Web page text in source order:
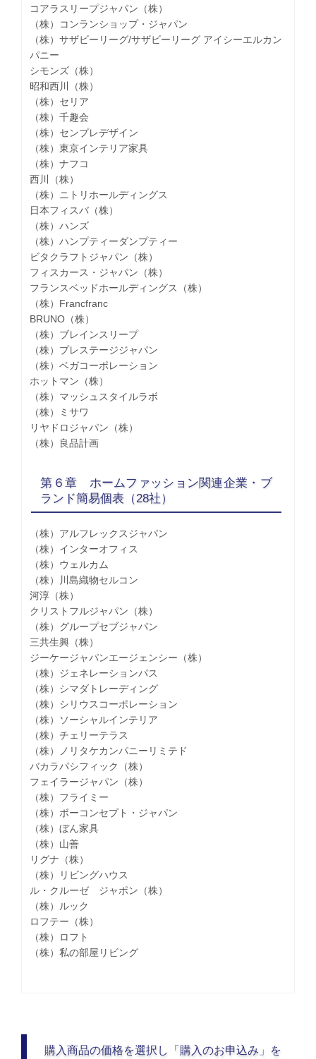
コアラスリープジャパン（株）
（株）コンランショップ・ジャパン
（株）サザビーリーグ/サザビーリーグ アイシーエルカン
パニー
シモンズ（株）
昭和西川（株）
（株）セリア
（株）千趣会
（株）センプレデザイン
（株）東京インテリア家具
（株）ナフコ
西川（株）
（株）ニトリホールディングス
日本フィスバ（株）
（株）ハンズ
（株）ハンプティーダンプティー
ビタクラフトジャパン（株）
フィスカース・ジャパン（株）
フランスベッドホールディングス（株）
（株）Francfranc
BRUNO（株）
（株）ブレインスリープ
（株）プレステージジャパン
（株）ベガコーポレーション
ホットマン（株）
（株）マッシュスタイルラボ
（株）ミサワ
リヤドロジャパン（株）
（株）良品計画
第６章 ホームファッション関連企業・ブ
ランド簡易個表（28社）
（株）アルフレックスジャパン
（株）インターオフィス
（株）ウェルカム
（株）川島織物セルコン
河淳（株）
クリストフルジャパン（株）
（株）グループセブジャパン
三共生興（株）
ジーケージャパンエージェンシー（株）
（株）ジェネレーションパス
（株）シマダトレーディング
（株）シリウスコーポレーション
（株）ソーシャルインテリア
（株）チェリーテラス
（株）ノリタケカンパニーリミテド
バカラパシフィック（株）
フェイラージャパン（株）
（株）フライミー
（株）ボーコンセプト・ジャパン
（株）ぼん家具
（株）山善
リグナ（株）
（株）リビングハウス
ル・クルーゼ ジャポン（株）
（株）ルック
ロフテー（株）
（株）ロフト
（株）私の部屋リビング
購入商品の価格を選択し「購入のお申込み」を